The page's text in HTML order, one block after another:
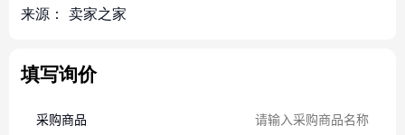
来源： 卖家之家
填写询价